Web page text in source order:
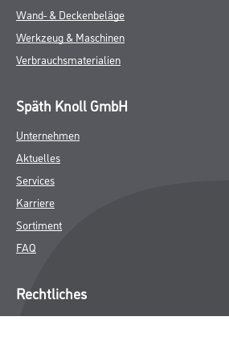
Wand- & Deckenbeläge
Werkzeug & Maschinen
Verbrauchsmaterialien
Späth Knoll GmbH
Unternehmen
Aktuelles
Services
Karriere
Sortiment
FAQ
Rechtliches